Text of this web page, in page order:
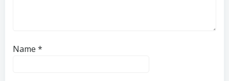
Name *